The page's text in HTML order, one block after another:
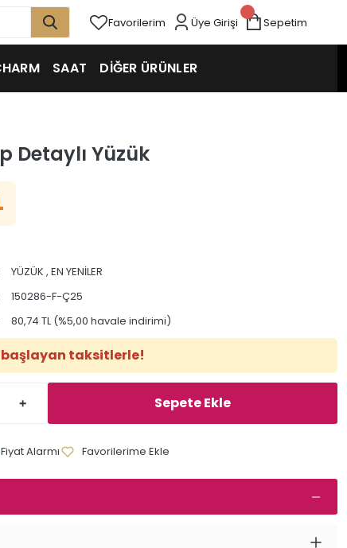
Favorilerim Üye Girişi Sepetim
SAAT DİĞER ÜRÜNLER
Detaylı Yüzük
YÜZÜK ,EN YENİLER
150286-F-Ç25
80,74 TL (%5,00 havale indirimi)
başlayan taksitlerle!
Sepete Ekle
Fiyat Alarmı